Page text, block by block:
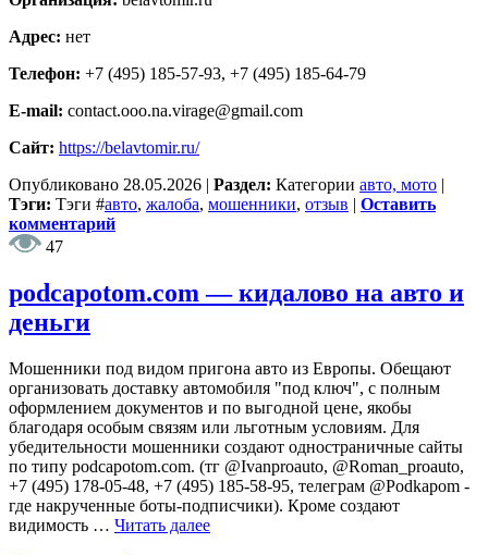
Адрес: нет
Телефон: +7 (495) 185-57-93, +7 (495) 185-64-79
E-mail: contact.ooo.na.virage@gmail.com
Сайт: https://belavtomir.ru/
Опубликовано 28.05.2026 | Раздел: Категории авто, мото |
Тэги: Тэги #авто, жалоба, мошенники, отзыв | Оставить
комментарий
47
podcapotom.com — кидалово на авто и
деньги
Мошенники под видом пригона авто из Европы. Обещают
организовать доставку автомобиля "под ключ", с полным
оформлением документов и по выгодной цене, якобы
благодаря особым связям или льготным условиям. Для
убедительности мошенники создают одностраничные сайты
по типу podcapotom.com. (тг @Ivanproauto, @Roman_proauto,
+7 (495) 178-05-48, +7 (495) 185-58-95, телеграм @Podkapom -
где накрученные боты-подписчики). Кроме создают
видимость … Читать далее